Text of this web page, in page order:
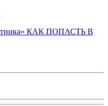
КАК ПОПАСТЬ В